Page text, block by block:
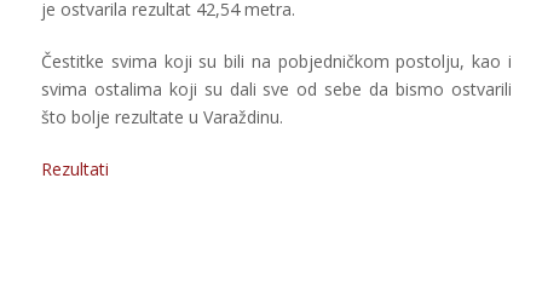
je ostvarila rezultat 42,54 metra.
Čestitke svima koji su bili na pobjedničkom postolju, kao i
svima ostalima koji su dali sve od sebe da bismo ostvarili
što bolje rezultate u Varaždinu.
Rezultati